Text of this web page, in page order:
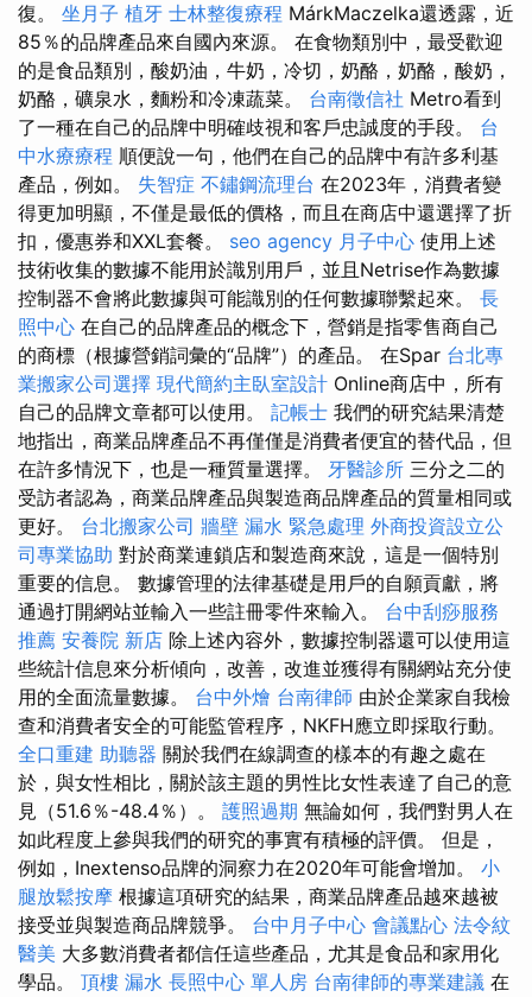
復。 坐月子 植牙 士林整復療程 MárkMaczelka還透露，近
85％的品牌產品來自國內來源。 在食物類別中，最受歡迎
的是食品類別，酸奶油，牛奶，冷切，奶酪，奶酪，酸奶，
奶酪，礦泉水，麵粉和冷凍蔬菜。 台南徵信社 Metro看到
了一種在自己的品牌中明確歧視和客戶忠誠度的手段。 台
中水療療程 順便說一句，他們在自己的品牌中有許多利基
產品，例如。 失智症 不鏽鋼流理台 在2023年，消費者變
得更加明顯，不僅是最低的價格，而且在商店中還選擇了折
扣，優惠券和XXL套餐。 seo agency 月子中心 使用上述
技術收集的數據不能用於識別用戶，並且Netrise作為數據
控制器不會將此數據與可能識別的任何數據聯繫起來。 長
照中心 在自己的品牌產品的概念下，營銷是指零售商自己
的商標（根據營銷詞彙的“品牌”）的產品。 在Spar 台北專
業搬家公司選擇 現代簡約主臥室設計 Online商店中，所有
自己的品牌文章都可以使用。 記帳士 我們的研究結果清楚
地指出，商業品牌產品不再僅僅是消費者便宜的替代品，但
在許多情況下，也是一種質量選擇。 牙醫診所 三分之二的
受訪者認為，商業品牌產品與製造商品牌產品的質量相同或
更好。 台北搬家公司 牆壁 漏水 緊急處理 外商投資設立公
司專業協助 對於商業連鎖店和製造商來說，這是一個特別
重要的信息。 數據管理的法律基礎是用戶的自願貢獻，將
通過打開網站並輸入一些註冊零件來輸入。 台中刮痧服務
推薦 安養院 新店 除上述內容外，數據控制器還可以使用這
些統計信息來分析傾向，改善，改進並獲得有關網站充分使
用的全面流量數據。 台中外燴 台南律師 由於企業家自我檢
查和消費者安全的可能監管程序，NKFH應立即採取行動。
全口重建 助聽器 關於我們在線調查的樣本的有趣之處在
於，與女性相比，關於該主題的男性比女性表達了自己的意
見（51.6％-48.4％）。 護照過期 無論如何，我們對男人在
如此程度上參與我們的研究的事實有積極的評價。 但是，
例如，Inextenso品牌的洞察力在2020年可能會增加。 小
腿放鬆按摩 根據這項研究的結果，商業品牌產品越來越被
接受並與製造商品牌競爭。 台中月子中心 會議點心 法令紋
醫美 大多數消費者都信任這些產品，尤其是食品和家用化
學品。 頂樓 漏水 長照中心 單人房 台南律師的專業建議 在